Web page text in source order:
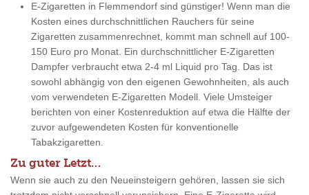
E-Zigaretten in Flemmendorf sind günstiger! Wenn man die
Kosten eines durchschnittlichen Rauchers für seine
Zigaretten zusammenrechnet, kommt man schnell auf 100-
150 Euro pro Monat. Ein durchschnittlicher E-Zigaretten
Dampfer verbraucht etwa 2-4 ml Liquid pro Tag. Das ist
sowohl abhängig von den eigenen Gewohnheiten, als auch
vom verwendeten E-Zigaretten Modell. Viele Umsteiger
berichten von einer Kostenreduktion auf etwa die Hälfte der
zuvor aufgewendeten Kosten für konventionelle
Tabakzigaretten.
Zu guter Letzt…
Wenn sie auch zu den Neueinsteigern gehören, lassen sie sich